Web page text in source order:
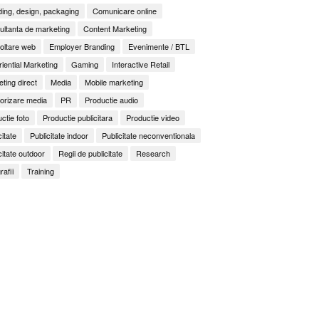
design, packaging
Comunicare online
de marketing
Content Marketing
web
Employer Branding
Evenimente / BTL
Marketing
Gaming
Interactive Retail
direct
Media
Mobile marketing
media
PR
Productie audio
foto
Productie publicitara
Productie video
Publicitate indoor
Publicitate neconventionala
outdoor
Regii de publicitate
Research
Training